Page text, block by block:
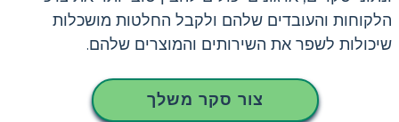
הלקוחות והעובדים שלהם ולקבל החלטות מושכלות
שיכולות לשפר את השירותים והמוצרים שלהם.
צור סקר משלך